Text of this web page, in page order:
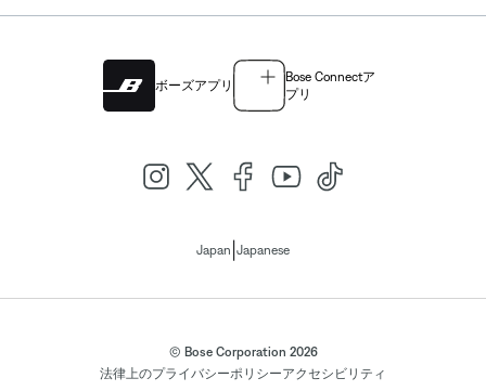
ボーズアプリ
Bose Connectア
プリ
Japan Japanese
© Bose Corporation 2026
法律上のプライバシーポリシーアクセシビリティ